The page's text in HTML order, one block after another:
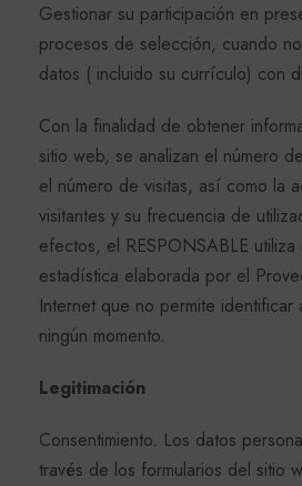
Gestionar su participación en
procesos de selección, cuando
datos ( incluido su currículo) con
Con la finalidad de obtener
sitio web, se analizan el número
el número de visitas, así como la
visitantes y su frecuencia de
efectos, el RESPONSABLE utiliza
estadística elaborada por el
Internet que no permite identificar
ningún momento.
Legitimación
Consentimiento. Los datos
través de los formularios del sitio